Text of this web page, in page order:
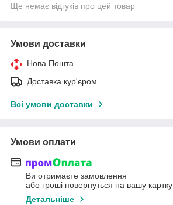
Ще немає відгуків про цей товар
Умови доставки
Нова Пошта
Доставка кур'єром
Всі умови доставки
Умови оплати
Ви отримаєте замовлення
або гроші повернуться на вашу картку
Детальніше